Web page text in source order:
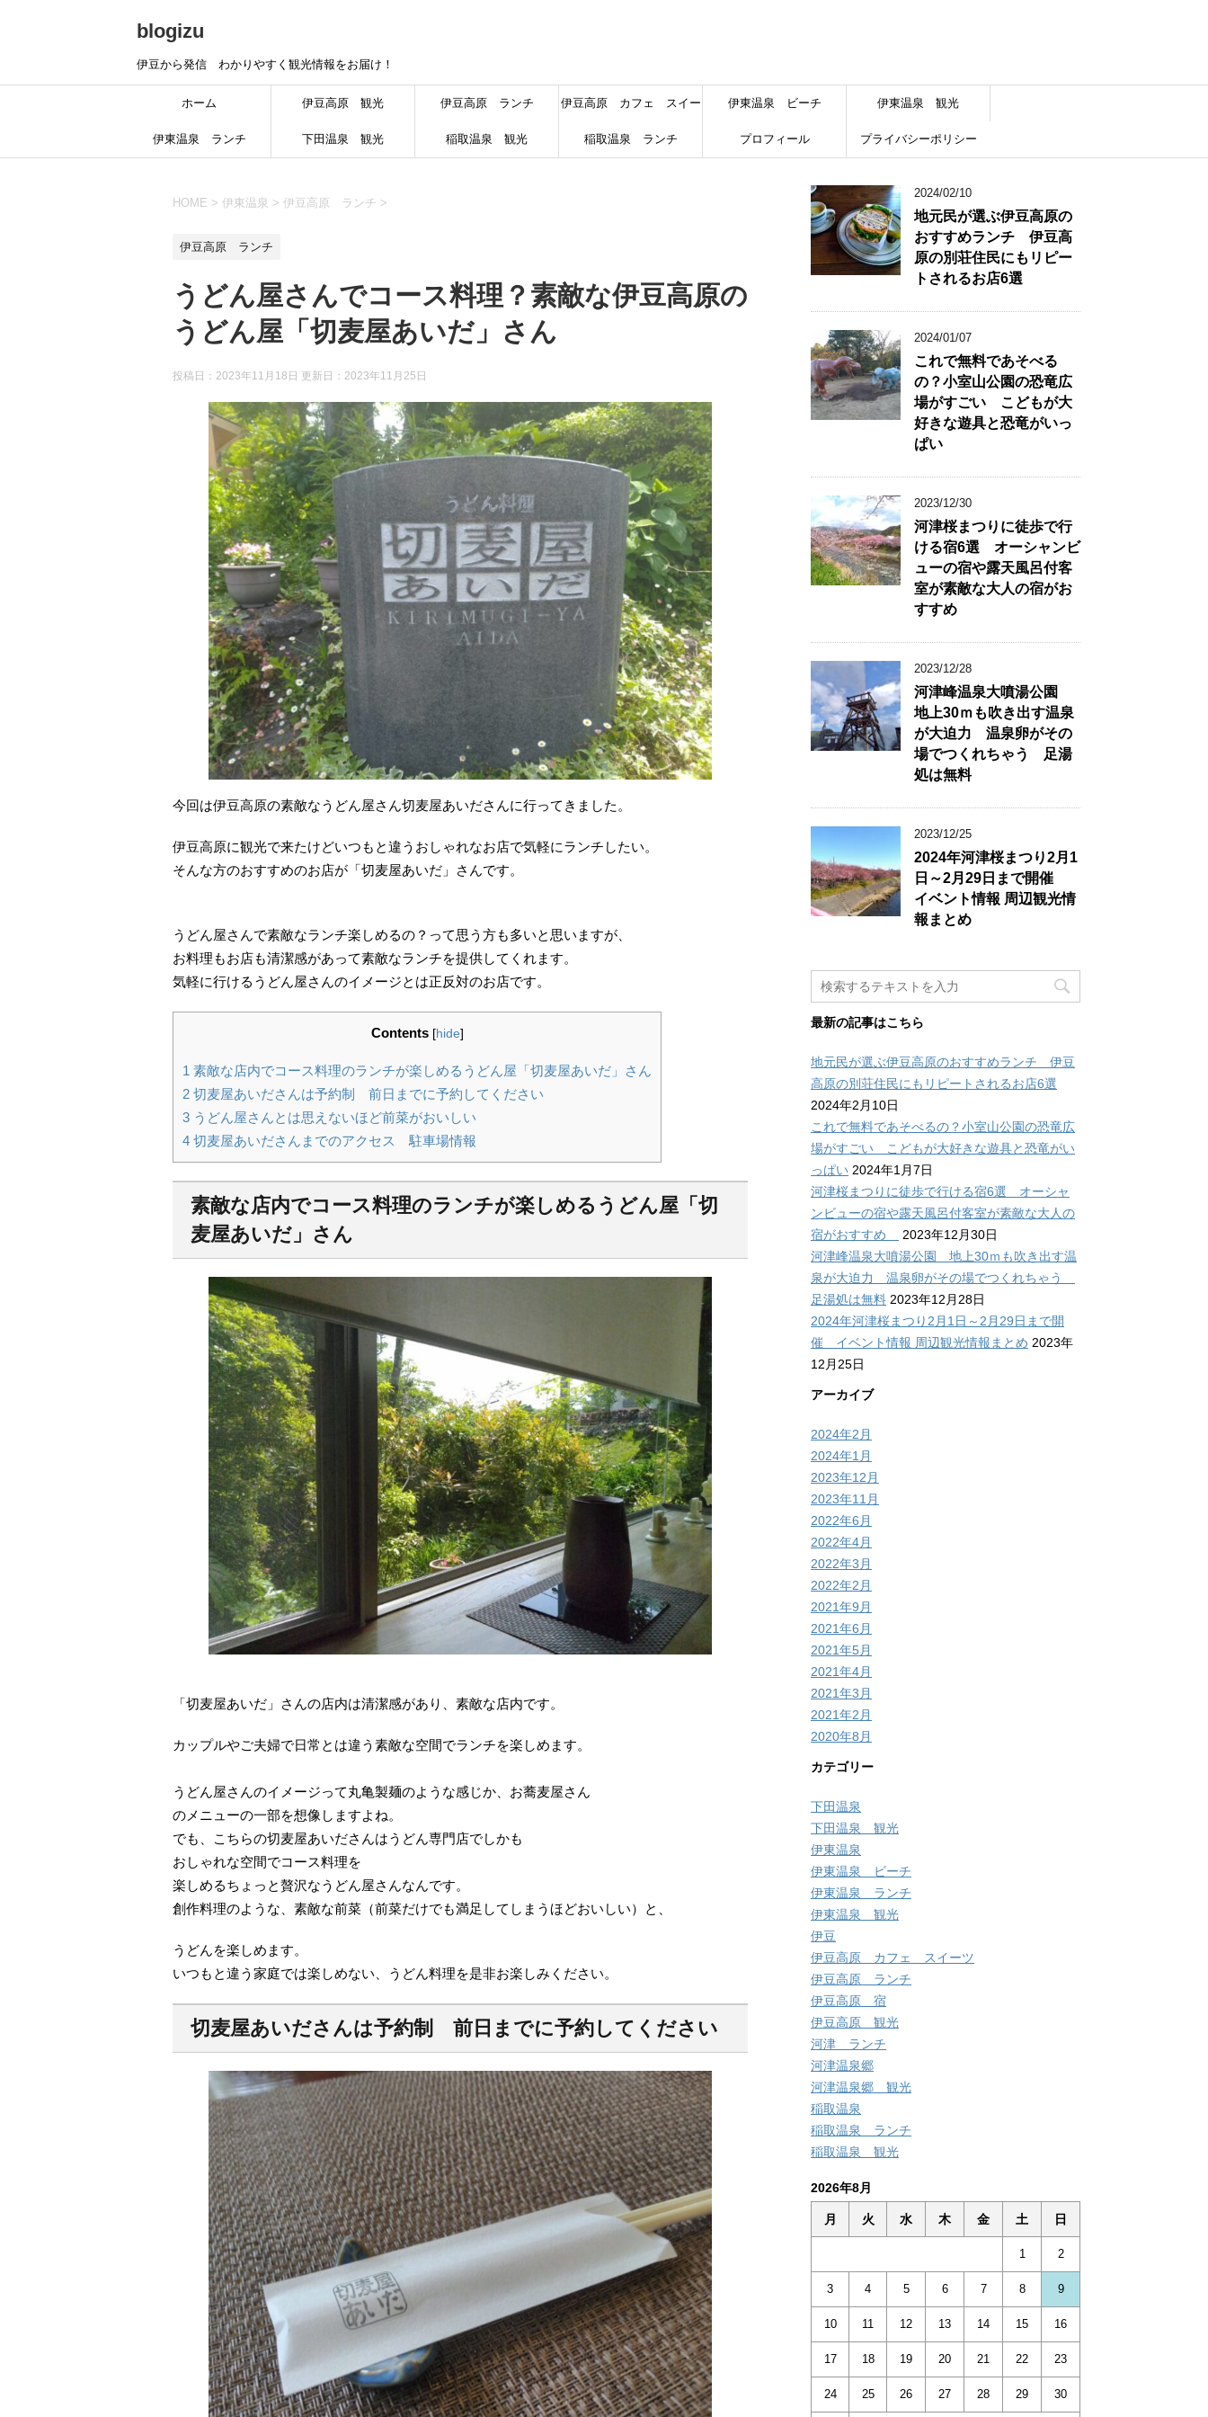
blogizu
伊豆から発信 わかりやすく観光情報をお届け！
ホーム 伊豆高原 観光 伊豆高原 ランチ 伊豆高原 カフェ スイー
ツ
伊東温泉 ビーチ 伊東温泉 観光
伊東温泉 ランチ 下田温泉 観光 稲取温泉 観光 稲取温泉 ランチ プロフィール プライバシーポリシー
HOME > 伊東温泉 > 伊豆高原 ランチ >
伊豆高原 ランチ
うどん屋さんでコース料理？素敵な伊豆高原の
うどん屋「切麦屋あいだ」さん
投稿日：2023年11月18日 更新日： 2023年11月25日
今回は伊豆高原の素敵なうどん屋さん切麦屋あいださんに行ってきました。
伊豆高原に観光で来たけどいつもと違うおしゃれなお店で気軽にランチしたい。
そんな方のおすすめのお店が「切麦屋あいだ」さんです。
うどん屋さんで素敵なランチ楽しめるの？って思う方も多いと思いますが、
お料理もお店も清潔感があって素敵なランチを提供してくれます。
気軽に行けるうどん屋さんのイメージとは正反対のお店です。
Contents [hide]
1 素敵な店内でコース料理のランチが楽しめるうどん屋「切麦屋あいだ」さん
2 切麦屋あいださんは予約制 前日までに予約してください
3 うどん屋さんとは思えないほど前菜がおいしい
4 切麦屋あいださんまでのアクセス 駐車場情報
素敵な店内でコース料理のランチが楽しめるうどん屋「切
麦屋あいだ」さん
「切麦屋あいだ」さんの店内は清潔感があり、素敵な店内です。
カップルやご夫婦で日常とは違う素敵な空間でランチを楽しめます。
うどん屋さんのイメージって丸亀製麺のような感じか、お蕎麦屋さん
のメニューの一部を想像しますよね。
でも、こちらの切麦屋あいださんはうどん専門店でしかも
おしゃれな空間でコース料理を
楽しめるちょっと贅沢なうどん屋さんなんです。
創作料理のような、素敵な前菜（前菜だけでも満足してしまうほどおいしい）と、
うどんを楽しめます。
いつもと違う家庭では楽しめない、うどん料理を是非お楽しみください。
切麦屋あいださんは予約制 前日までに予約してください
2024/02/10
地元民が選ぶ伊豆高原の
おすすめランチ 伊豆高
原の別荘住民にもリピー
トされるお店6選
2024/01/07
これで無料であそべる
の？小室山公園の恐竜広
場がすごい こどもが大
好きな遊具と恐竜がいっ
ぱい
2023/12/30
河津桜まつりに徒歩で行
ける宿6選 オーシャンビ
ューの宿や露天風呂付客
室が素敵な大人の宿がお
すすめ
2023/12/28
河津峰温泉大噴湯公園
地上30ｍも吹き出す温泉
が大迫力 温泉卵がその
場でつくれちゃう 足湯
処は無料
2023/12/25
2024年河津桜まつり2月1
日～2月29日まで開催
イベント情報 周辺観光情
報まとめ
最新の記事はこちら
地元民が選ぶ伊豆高原のおすすめランチ 伊豆
高原の別荘住民にもリピートされるお店6選
2024年2月10日
これで無料であそべるの？小室山公園の恐竜広
場がすごい こどもが大好きな遊具と恐竜がい
っぱい 2024年1月7日
河津桜まつりに徒歩で行ける宿6選 オーシャ
ンビューの宿や露天風呂付客室が素敵な大人の
宿がおすすめ
2023年12月30日
河津峰温泉大噴湯公園 地上30ｍも吹き出す温
泉が大迫力 温泉卵がその場でつくれちゃう
足湯処は無料 2023年12月28日
2024年河津桜まつり2月1日～2月29日まで開
催 イベント情報 周辺観光情報まとめ 2023年
12月25日
アーカイブ
2024年2月
2024年1月
2023年12月
2023年11月
2022年6月
2022年4月
2022年3月
2022年2月
2021年9月
2021年6月
2021年5月
2021年4月
2021年3月
2021年2月
2020年8月
カテゴリー
下田温泉
下田温泉 観光
伊東温泉
伊東温泉 ビーチ
伊東温泉 ランチ
伊東温泉 観光
伊豆
伊豆高原 カフェ スイーツ
伊豆高原 ランチ
伊豆高原 宿
伊豆高原 観光
河津 ランチ
河津温泉郷
河津温泉郷 観光
稲取温泉
稲取温泉 ランチ
稲取温泉 観光
2026年8月
月 火 水 木 金 土 日
1 2
3 4 5 6 7 8 9
10 11 12 13 14 15 16
17 18 19 20 21 22 23
24 25 26 27 28 29 30